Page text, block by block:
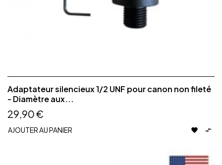
Adaptateur silencieux 1/2 UNF pour canon non fileté
- Diamètre aux...
29,90 €
AJOUTER AU PANIER  